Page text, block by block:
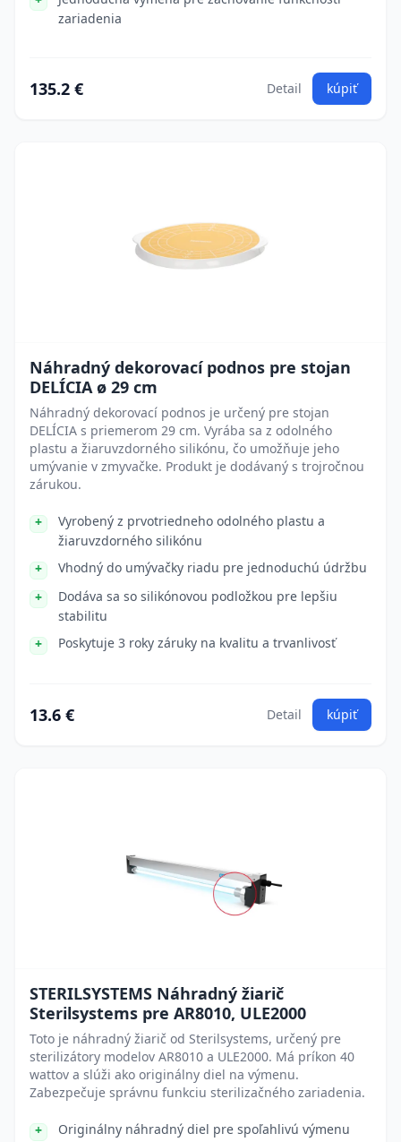
zariadenia
135.2 € Detail kúpiť
Náhradný dekorovací podnos pre stojan
DELÍCIA ø 29 cm
Náhradný dekorovací podnos je určený pre stojan
DELÍCIA s priemerom 29 cm. Vyrába sa z odolného
plastu a žiaruvzdorného silikónu, čo umožňuje jeho
umývanie v zmyvačke. Produkt je dodávaný s trojročnou
zárukou.
Vyrobený z prvotriedneho odolného plastu a
žiaruvzdorného silikónu
Vhodný do umývačky riadu pre jednoduchú údržbu
Dodáva sa so silikónovou podložkou pre lepšiu
stabilitu
Poskytuje 3 roky záruky na kvalitu a trvanlivosť
13.6 € Detail kúpiť
STERILSYSTEMS Náhradný žiarič
Sterilsystems pre AR8010, ULE2000
Toto je náhradný žiarič od Sterilsystems, určený pre
sterilizátory modelov AR8010 a ULE2000. Má príkon 40
wattov a slúži ako originálny diel na výmenu.
Zabezpečuje správnu funkciu sterilizačného zariadenia.
Originálny náhradný diel pre spoľahlivú výmenu